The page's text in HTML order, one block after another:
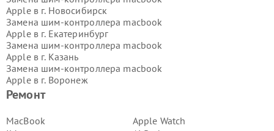
Ремонт
MacBook
Apple Watch
Apple в г. Новосибирск
Замена шим-контроллера macbook
Apple в г. Екатеринбург
Замена шим-контроллера macbook
Apple в г. Казань
Замена шим-контроллера macbook
Apple в г. Воронеж
Замена шим-контроллера macbook
Замена шим-контроллера macbook
Apple в г.